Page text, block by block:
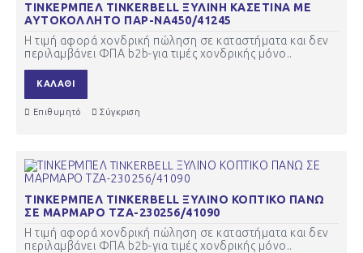
ΤΙΝΚΕΡΜΠΕΛ TINKERBELL ΞΥΛΙΝΗ ΚΑΣΕΤΙΝΑ ΜΕ
ΑΥΤΟΚΟΛΛΗΤΟ ΠΑΡ-ΝΑ450/41245
Η τιμή αφορά χονδρική πώληση σε καταστήματα και δεν
περιλαμβάνει ΦΠΑ b2b-για τιμές χονδρικής μόνο..
ΚΑΛΆΘΙ
Επιθυμητό Σύγκριση
ΤΙΝΚΕΡΜΠΕΛ TINKERBELL ΞΥΛΙΝΟ ΚΟΠΤΙΚΟ ΠΑΝΩ
ΣΕ ΜΑΡΜΑΡΟ ΤΖΑ-230256/41090
Η τιμή αφορά χονδρική πώληση σε καταστήματα και δεν
περιλαμβάνει ΦΠΑ b2b-για τιμές χονδρικής μόνο..